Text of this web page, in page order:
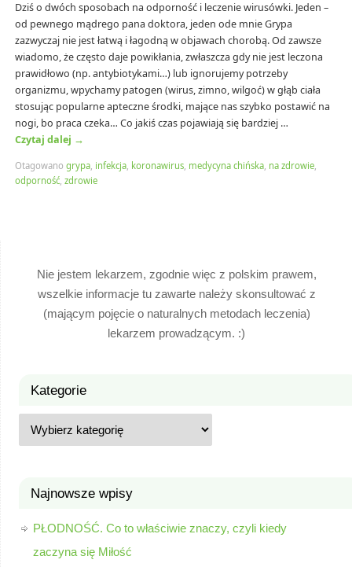
Dziś o dwóch sposobach na odporność i leczenie wirusówki. Jeden –
od pewnego mądrego pana doktora, jeden ode mnie Grypa
zazwyczaj nie jest łatwą i łagodną w objawach chorobą. Od zawsze
wiadomo, że często daje powikłania, zwłaszcza gdy nie jest leczona
prawidłowo (np. antybiotykami…) lub ignorujemy potrzeby
organizmu, wpychamy patogen (wirus, zimno, wilgoć) w głąb ciała
stosując popularne apteczne środki, mające nas szybko postawić na
nogi, bo praca czeka… Co jakiś czas pojawiają się bardziej …
Czytaj dalej →
Otagowano grypa, infekcja, koronawirus, medycyna chińska, na zdrowie,
odporność, zdrowie
Nie jestem lekarzem, zgodnie więc z polskim prawem,
wszelkie informacje tu zawarte należy skonsultować z
(mającym pojęcie o naturalnych metodach leczenia)
lekarzem prowadzącym. :)
Kategorie
Najnowsze wpisy
PŁODNOŚĆ. Co to właściwie znaczy, czyli kiedy
zaczyna się Miłość